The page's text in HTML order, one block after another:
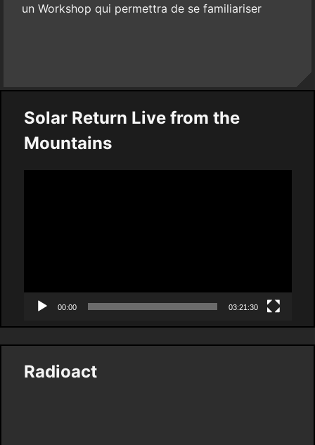
un Workshop qui permettra de se familiariser
Solar Return Live from the
Mountains
00:00 03:21:30
Radioact